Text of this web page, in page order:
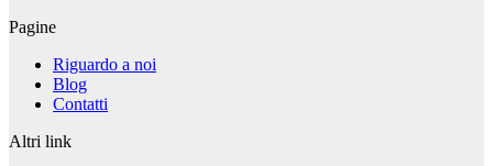
Pagine
Riguardo a noi
Blog
Contatti
Altri link